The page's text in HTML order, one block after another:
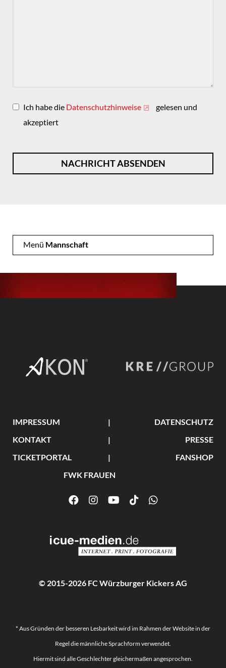
Ich habe die Datenschutzhinweise
gelesen und
akzeptiert
NACHRICHT ABSENDEN
Menü Mannschaft
IMPRESSUM
DATENSCHUTZ
KONTAKT
PRESSE
TICKETPORTAL
FANSHOP
FWK FRAUEN
© 2015-2026 FC Würzburger Kickers AG
* Aus Gründen der besseren Lesbarkeit wird im Rahmen der Website in der
Regel die männliche Sprachform verwendet.
Hiermit sind alle Geschlechter gleichermaßen angesprochen.